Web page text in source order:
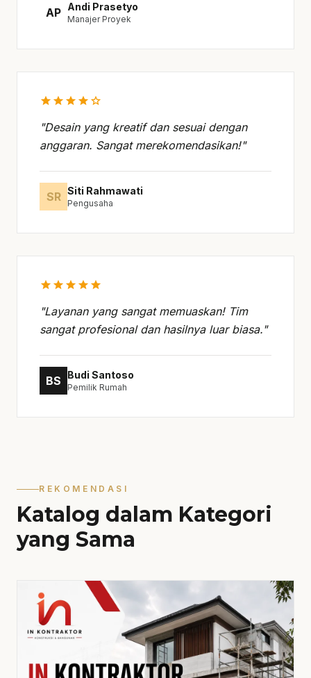
AP Andi Prasetyo
Manajer Proyek
starstarstarstarstar
"Desain yang kreatif dan sesuai dengan
anggaran. Sangat merekomendasikan!"
SR Siti Rahmawati
Pengusaha
starstarstarstarstar
"Layanan yang sangat memuaskan! Tim
sangat profesional dan hasilnya luar biasa."
BS Budi Santoso
Pemilik Rumah
REKOMENDASI
Katalog dalam Kategori
yang Sama